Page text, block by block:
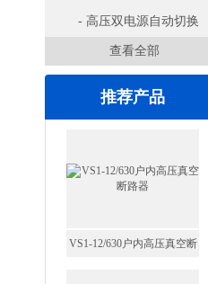
- 高压双电源自动切换
查看全部
推荐产品
VS1-12/630户内高压真空断